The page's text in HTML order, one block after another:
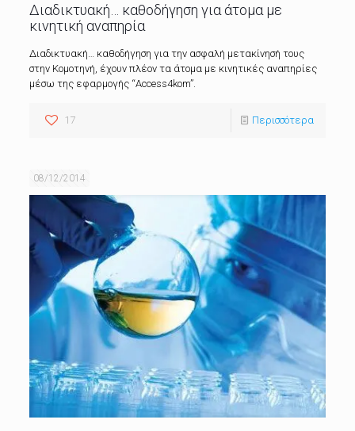
Διαδικτυακή… καθοδήγηση για άτομα με
κινητική αναπηρία
Διαδικτυακή… καθοδήγηση για την ασφαλή μετακίνησή τους
στην Κομοτηνή, έχουν πλέον τα άτομα με κινητικές αναπηρίες
μέσω της εφαρμογής “Access4kom”.
17 Περισσότερα
08/12/2014